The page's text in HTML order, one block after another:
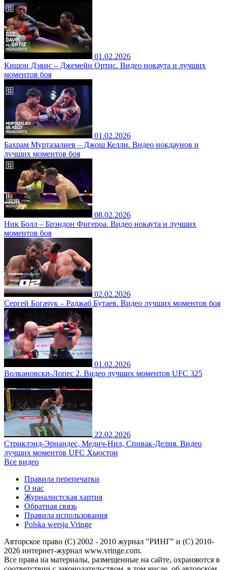
01.02.2026
Кишон Дэвис – Джемейн Ортис. Видео нокаута и лучших
моментов боя
01.02.2026
Бахрам Муртазалиев – Джош Келли. Видео нокдаунов и
лучших моментов боя
08.02.2026
Ник Болл – Брэндон Фигероа. Видео нокаута и лучших
моментов боя
02.02.2026
Сергей Богачук – Раджаб Бутаев. Видео лучших моментов боя
01.02.2026
Волкановски-Лопес 2. Видео лучших моментов UFC 325
22.02.2026
Стриклэнд-Эрнандес, Медич-Нил, Спивак-Делия. Видео
лучших моментов UFC Хьюстон
Все видео
Правила перепечатки
О нас
Журналистская хартия
Обратная связь
Правила использования
Polska wersja Vringe
Авторское право (С) 2002 - 2010 журнал "РИНГ" и (С) 2010-
2026 интернет-журнал www.vringe.com.
Все права на материалы, размещенные на сайте, охраняются в